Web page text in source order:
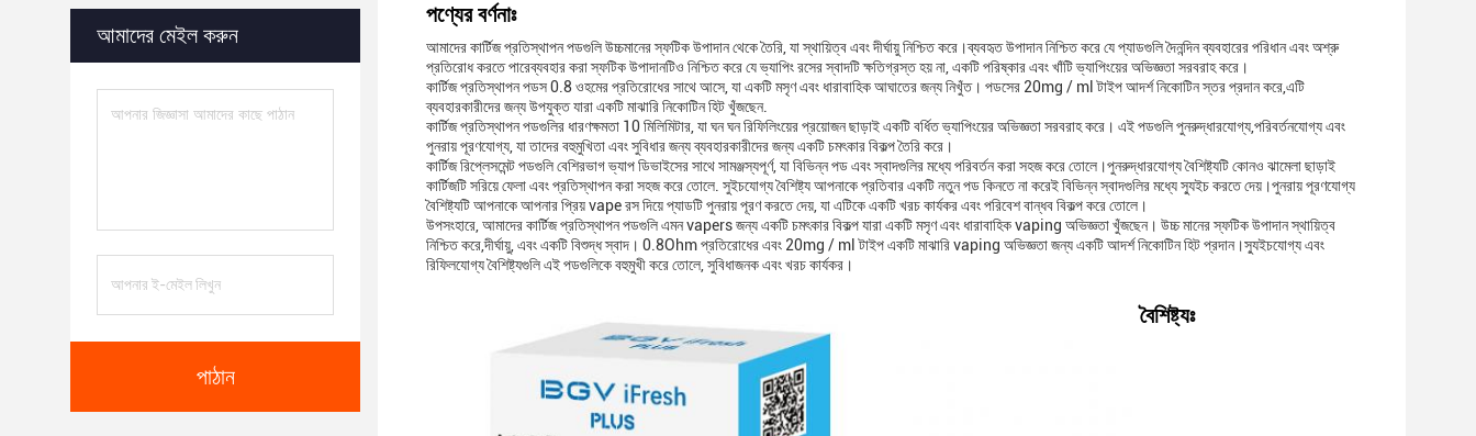
আমাদের মেইল করুন
পাঠান
পণ্যের বর্ণনাঃ
আমাদের কার্টিজ প্রতিস্থাপন পডগুলি উচ্চমানের স্ফটিক উপাদান থেকে তৈরি, যা স্থায়িত্ব এবং দীর্ঘায়ু নিশ্চিত করে।ব্যবহৃত উপাদান নিশ্চিত করে যে প্যাডগুলি দৈনন্দিন ব্যবহারের পরিধান এবং অশ্রু
প্রতিরোধ করতে পারেব্যবহার করা স্ফটিক উপাদানটিও নিশ্চিত করে যে ভ্যাপিং রসের স্বাদটি ক্ষতিগ্রস্ত হয় না, একটি পরিষ্কার এবং খাঁটি ভ্যাপিংয়ের অভিজ্ঞতা সরবরাহ করে।
কার্টিজ প্রতিস্থাপন পডস 0.8 ওহমের প্রতিরোধের সাথে আসে, যা একটি মসৃণ এবং ধারাবাহিক আঘাতের জন্য নিখুঁত। পডসের 20mg / ml টাইপ আদর্শ নিকোটিন স্তর প্রদান করে,এটি
ব্যবহারকারীদের জন্য উপযুক্ত যারা একটি মাঝারি নিকোটিন হিট খুঁজছেন.
কার্টিজ প্রতিস্থাপন পডগুলির ধারণক্ষমতা 10 মিলিমিটার, যা ঘন ঘন রিফিলিংয়ের প্রয়োজন ছাড়াই একটি বর্ধিত ভ্যাপিংয়ের অভিজ্ঞতা সরবরাহ করে। এই পডগুলি পুনরুদ্ধারযোগ্য,পরিবর্তনযোগ্য এবং
পুনরায় পূরণযোগ্য, যা তাদের বহুমুখিতা এবং সুবিধার জন্য ব্যবহারকারীদের জন্য একটি চমৎকার বিকল্প তৈরি করে।
কার্টিজ রিপ্লেসমেন্ট পডগুলি বেশিরভাগ ভ্যাপ ডিভাইসের সাথে সামঞ্জস্যপূর্ণ, যা বিভিন্ন পড এবং স্বাদগুলির মধ্যে পরিবর্তন করা সহজ করে তোলে।পুনরুদ্ধারযোগ্য বৈশিষ্ট্যটি কোনও ঝামেলা ছাড়াই
কার্টিজটি সরিয়ে ফেলা এবং প্রতিস্থাপন করা সহজ করে তোলে. সুইচযোগ্য বৈশিষ্ট্য আপনাকে প্রতিবার একটি নতুন পড কিনতে না করেই বিভিন্ন স্বাদগুলির মধ্যে স্যুইচ করতে দেয়।পুনরায় পূরণযোগ্য
বৈশিষ্ট্যটি আপনাকে আপনার প্রিয় vape রস দিয়ে প্যাডটি পুনরায় পূরণ করতে দেয়, যা এটিকে একটি খরচ কার্যকর এবং পরিবেশ বান্ধব বিকল্প করে তোলে।
উপসংহারে, আমাদের কার্টিজ প্রতিস্থাপন পডগুলি এমন vapers জন্য একটি চমৎকার বিকল্প যারা একটি মসৃণ এবং ধারাবাহিক vaping অভিজ্ঞতা খুঁজছেন। উচ্চ মানের স্ফটিক উপাদান স্থায়িত্ব
নিশ্চিত করে,দীর্ঘায়ু, এবং একটি বিশুদ্ধ স্বাদ। 0.8Ohm প্রতিরোধের এবং 20mg / ml টাইপ একটি মাঝারি vaping অভিজ্ঞতা জন্য একটি আদর্শ নিকোটিন হিট প্রদান।স্যুইচযোগ্য এবং
রিফিলযোগ্য বৈশিষ্ট্যগুলি এই পডগুলিকে বহুমুখী করে তোলে, সুবিধাজনক এবং খরচ কার্যকর।
বৈশিষ্ট্যঃ